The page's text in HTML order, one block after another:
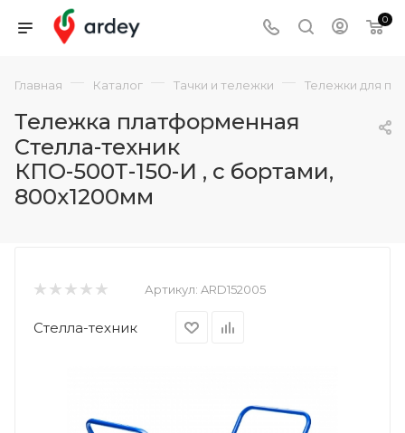
0
Главная — Каталог — Тачки и тележки — Тележки для
Тележка платформенная
Стелла-техник
КПО-500Т-150-И , с бортами,
800х1200мм
Артикул: ARD152005
Стелла-техник